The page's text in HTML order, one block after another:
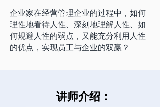
企业家在经营管理企业的过程中，如何
理性地看待人性、深刻地理解人性、如
何规避人性的弱点，又能充分利用人性
的优点，实现员工与企业的双赢？
讲师介绍：